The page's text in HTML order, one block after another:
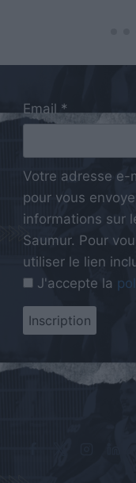
Email *
Votre adresse e-
pour vous
informations sur
Saumur. Pour
utiliser le lien
J'accepte la